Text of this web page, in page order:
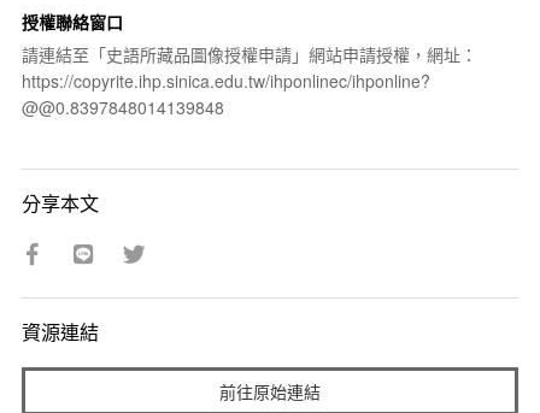
授權聯絡窗口
請連結至「史語所藏品圖像授權申請」網站申請授權，網址：
https://copyrite.ihp.sinica.edu.tw/ihponlinec/ihponline?
@@0.8397848014139848
分享本文
資源連結
前往原始連結